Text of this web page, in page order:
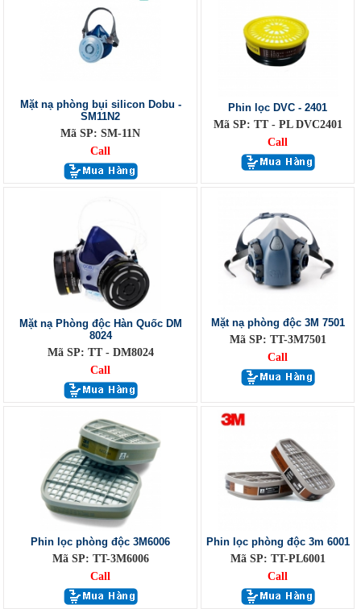
Mặt nạ phòng bụi silicon Dobu -
SM11N2
Mã SP: SM-11N
Call
Phin lọc DVC - 2401
Mã SP: TT - PL DVC2401
Call
Mặt nạ Phòng độc Hàn Quốc DM
8024
Mã SP: TT - DM8024
Call
Mặt nạ phòng độc 3M 7501
Mã SP: TT-3M7501
Call
Phin lọc phòng độc 3M6006
Mã SP: TT-3M6006
Call
Phin lọc phòng độc 3m 6001
Mã SP: TT-PL6001
Call